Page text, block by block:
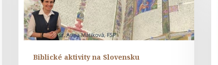
Biblické aktivity na Slovensku